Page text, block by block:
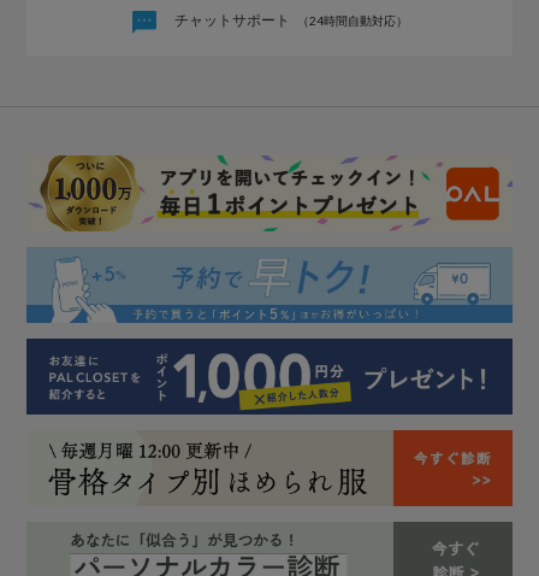
チャットサポート （24時間自動対応）